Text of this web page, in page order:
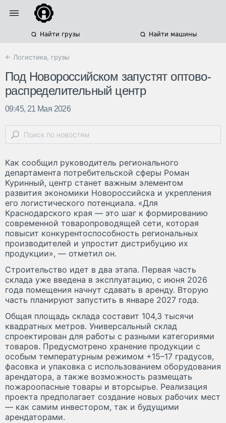
Найти грузы Найти машины
← Логистика, грузы
Под Новороссийском запустят оптово-
распределительный центр
09:45, 21 Мая 2026
Как сообщил руководитель регионального
департамента потребительской сферы Роман
Куринный, центр станет важным элементом
развития экономики Новороссийска и укрепления
его логистического потенциала. «Для
Краснодарского края — это шаг к формированию
современной товаропроводящей сети, которая
повысит конкурентоспособность региональных
производителей и упростит дистрибуцию их
продукции», — отметил он.
Строительство идет в два этапа. Первая часть
склада уже введена в эксплуатацию, с июня 2026
года помещения начнут сдавать в аренду. Вторую
часть планируют запустить в январе 2027 года.
Общая площадь склада составит 104,3 тысячи
квадратных метров. Универсальный склад
спроектирован для работы с разными категориями
товаров. Предусмотрено хранение продукции с
особым температурным режимом +15–17 градусов,
фасовка и упаковка с использованием оборудования
арендатора, а также возможность размещать
пожароопасные товары и вторсырье. Реализация
проекта предполагает создание новых рабочих мест
— как самим инвестором, так и будущими
арендаторами.